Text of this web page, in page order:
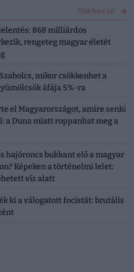
Több friss hír
868 milliárdos
rengeteg magyar életét
mikor csökkenhet a
áfája 5%-ra
el Magyarországot, amire senki
a Duna miatt roppanhat meg a
hajóroncs bukkant elő a magyar
Képeken a történelmi lelet:
víz alatt
ki a válogatott focistát: brutális